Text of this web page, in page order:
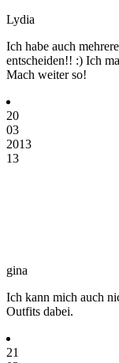
Lydia
Ich habe auch
entscheiden!! :) Ich
Mach weiter so!
20
03
2013
13
gina
Ich kann mich auch
Outfits dabei.
21